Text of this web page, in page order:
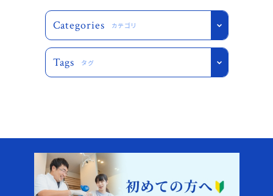
Categories カテゴリ
Tags タグ